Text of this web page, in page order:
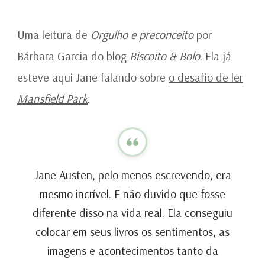
Uma leitura de Orgulho e preconceitopor
Bárbara Garcia do blog Biscoito & Bolo. Ela já
esteve aqui Jane falando sobre o desafio de ler
Mansfield Park.
Jane Austen, pelo menos escrevendo, era
mesmo incrível. E não duvido que fosse
diferente disso na vida real. Ela conseguiu
colocar em seus livros os sentimentos, as
imagens e acontecimentos tanto da